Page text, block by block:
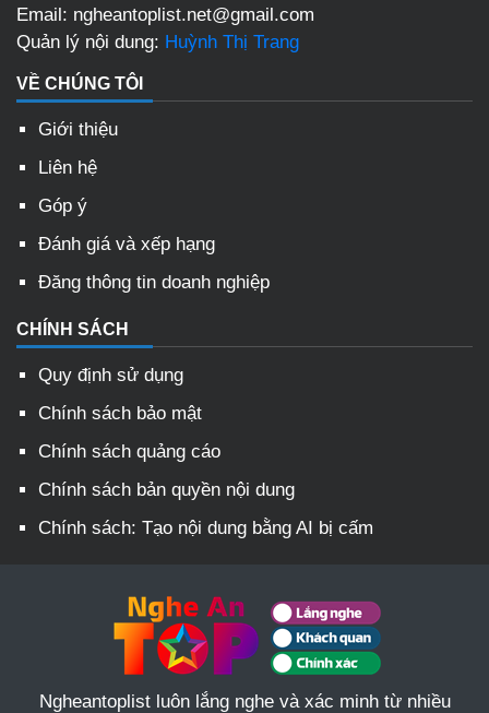
Email: ngheantoplist.net@gmail.com
Quản lý nội dung: Huỳnh Thị Trang
VỀ CHÚNG TÔI
Giới thiệu
Liên hệ
Góp ý
Đánh giá và xếp hạng
Đăng thông tin doanh nghiệp
CHÍNH SÁCH
Quy định sử dụng
Chính sách bảo mật
Chính sách quảng cáo
Chính sách bản quyền nội dung
Chính sách: Tạo nội dung bằng AI bị cấm
Ngheantoplist luôn lắng nghe và xác minh từ nhiều